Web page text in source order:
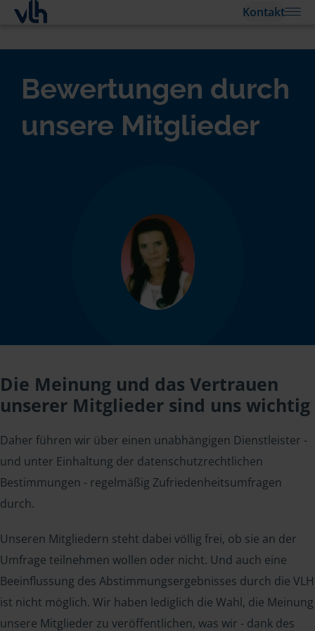
Kontakt
Bewertungen durch
unsere Mitglieder
Die Meinung und das Vertrauen
unserer Mitglieder sind uns wichtig
Daher führen wir über einen unabhängigen Dienstleister -
und unter Einhaltung der datenschutzrechtlichen
Bestimmungen - regelmäßig Zufriedenheitsumfragen
durch.
Unseren Mitgliedern steht dabei völlig frei, ob sie an der
Umfrage teilnehmen wollen oder nicht. Und auch eine
Beeinflussung des Abstimmungsergebnisses durch die VLH
ist nicht möglich. Wir haben lediglich die Wahl, die Meinung
unsere Mitglieder zu veröffentlichen, was wir - dank des